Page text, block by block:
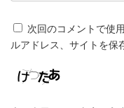
次回のコメントで使
ルアドレス、サイトを保